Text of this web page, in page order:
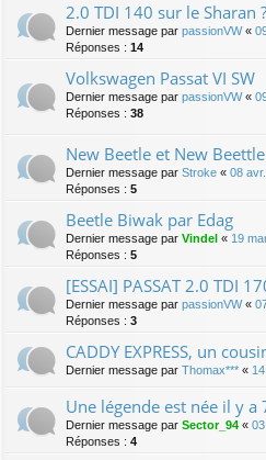
2.0 TDI 140 sur le Sharan ?
Dernier message par passionVW«
Réponses : 14
Volkswagen Passat VI SW
Dernier message par passionVW«
Réponses : 38
New Beetle et New
Dernier message par Stroke « 08
Réponses : 5
Beetle Biwak par Edag
Dernier message par Vindel « 19
Réponses : 5
[ESSAI] PASSAT 2.0 TDI
Dernier message par passionVW«
Réponses : 3
CADDY EXPRESS, un
Dernier message par Thomax*** «
Une légende est née il y a
Dernier message par Sector_94 «
Réponses : 4